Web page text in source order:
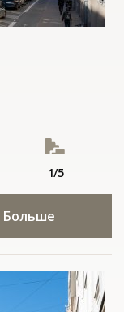
1/5
Больше